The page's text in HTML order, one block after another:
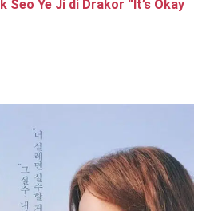
Seo Ye Ji di Drakor “It’s Okay